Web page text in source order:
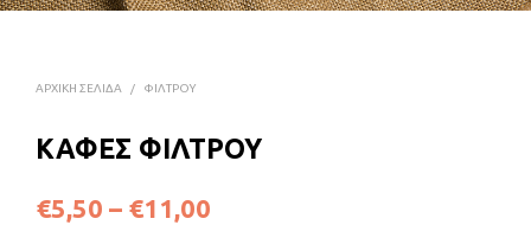
ΑΡΧΙΚΉ ΣΕΛΊΔΑ / ΦΙΛΤΡΟΥ
ΚΑΦΕΣ ΦΙΛΤΡΟΥ
€5,50 – €11,00